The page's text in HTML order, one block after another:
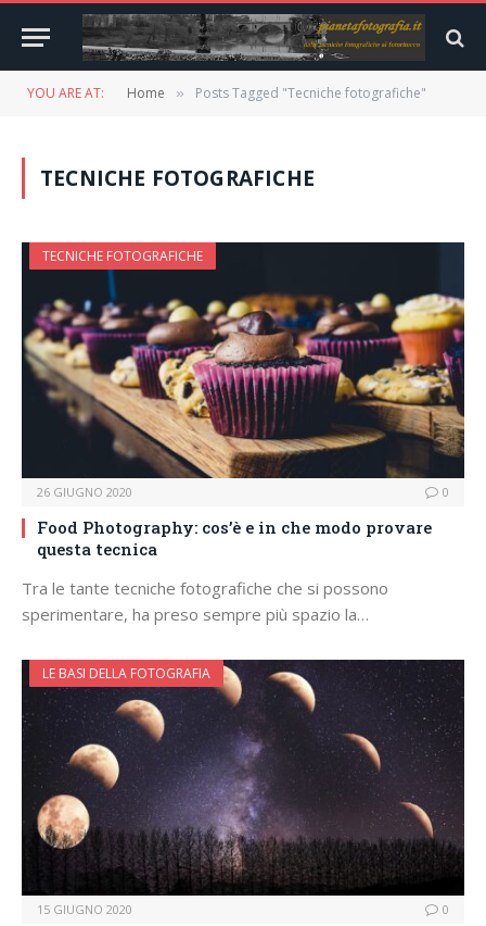
YOU ARE AT: Home » Posts Tagged "Tecniche fotografiche"
TECNICHE FOTOGRAFICHE
TECNICHE FOTOGRAFICHE
26 GIUGNO 2020 0
Food Photography: cos’è e in che modo provare
questa tecnica
Tra le tante tecniche fotografiche che si possono
sperimentare, ha preso sempre più spazio la…
LE BASI DELLA FOTOGRAFIA
15 GIUGNO 2020 0